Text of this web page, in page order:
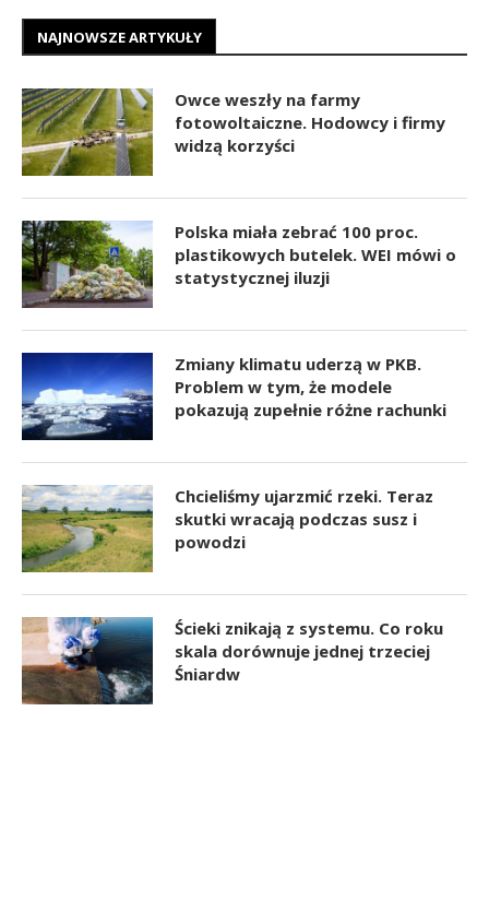
NAJNOWSZE ARTYKUŁY
Owce weszły na farmy
fotowoltaiczne. Hodowcy i firmy
widzą korzyści
Polska miała zebrać 100 proc.
plastikowych butelek. WEI mówi o
statystycznej iluzji
Zmiany klimatu uderzą w PKB.
Problem w tym, że modele
pokazują zupełnie różne rachunki
Chcieliśmy ujarzmić rzeki. Teraz
skutki wracają podczas susz i
powodzi
Ścieki znikają z systemu. Co roku
skala dorównuje jednej trzeciej
Śniardw